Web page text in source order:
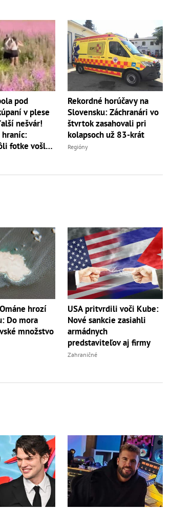
pod
v plese
nešvár!
hraníc:
fotke vošla
Rekordné horúčavy na
Slovensku: Záchranári vo
štvrtok zasahovali pri
kolapsoch už 83-krát
Regióny
hrozí
Do mora
množstvo
USA pritvrdili voči Kube:
Nové sankcie zasiahli
armádnych
predstaviteľov aj firmy
Zahraničné